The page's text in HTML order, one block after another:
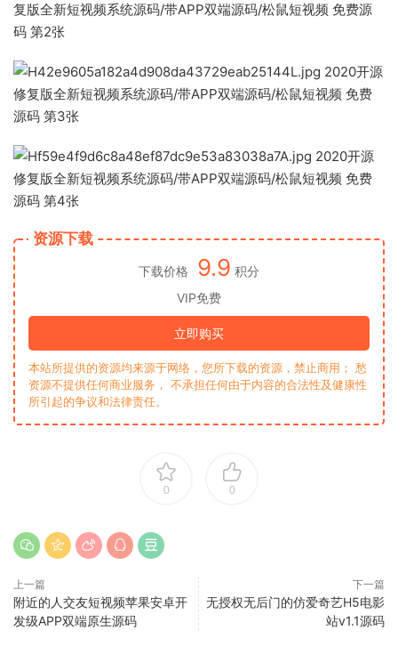
资源下载
下载价格 9.9 积分
VIP免费
立即购买
本站所提供的资源均来源于网络，您所下载的资源，禁止商用； 愁
资源不提供任何商业服务， 不承担任何由于内容的合法性及健康性
所引起的争议和法律责任。
0 0
上一篇
附近的人交友短视频苹果安卓开
发级APP双端原生源码
下一篇
无授权无后门的仿爱奇艺H5电影
站v1.1源码